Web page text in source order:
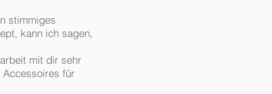
stimmiges
kann ich sagen,
mit dir sehr
für